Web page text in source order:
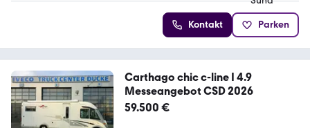
Kontakt Parken
Carthago chic c-line I 4.9
Messeangebot CSD 2026
59.500 €